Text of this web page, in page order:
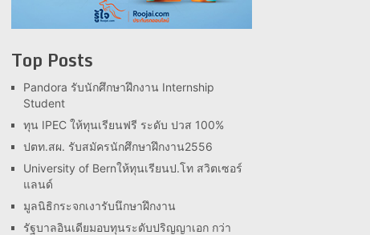
Top Posts
Pandora รับนักศึกษาฝึกงาน Internship
Student
ทุน IPEC ให้ทุนเรียนฟรี ระดับ ปวส 100%
ปตท.สผ. รับสมัครนักศึกษาฝึกงาน2556
University of Bernให้ทุนเรียนป.โท สวิตเซอร์
แลนด์
มูลนิธิกระจกเงารับนึกษาฝึกงาน
รัฐบาลอินเดียมอบทุนระดับปริญญาเอก กว่า